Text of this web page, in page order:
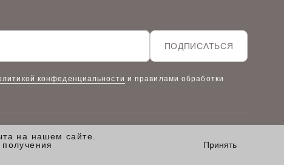
ПОДПИСАТЬСЯ
конфеденциальности и правилами обработки
на нашем сайте.
Принять